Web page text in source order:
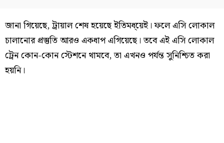
জানা গিয়েছে, ট্রায়াল শেষ হয়েছে ইতিমধ্য়েই। ফলে এসি লোকাল
চালানোর প্রস্তুতি আরও একধাপ এগিয়েছে। তবে এই এসি লোকাল
ট্রেন কোন-কোন স্টেশনে থামবে, তা এখনও পর্যন্ত সুনিশ্চিত করা
হয়নি।